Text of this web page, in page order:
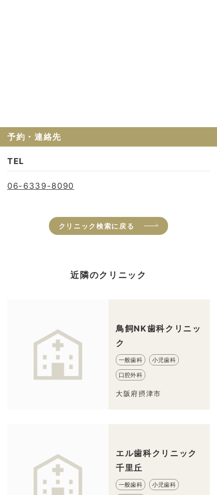
予約・連絡先
TEL
06-6339-8090
クリニック検索に戻る
近隣のクリニック
鳥飼NK歯科クリニッ
ク
一般歯科 小児歯科
口腔外科
大阪府摂津市
エル歯科クリニック
千里丘
一般歯科 小児歯科